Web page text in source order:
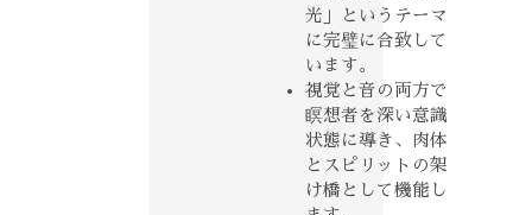
光」というテーマ
に完璧に合致して
います。
視覚と音の両方で
瞑想者を深い意識
状態に導き、肉体
とスピリットの架
け橋として機能し